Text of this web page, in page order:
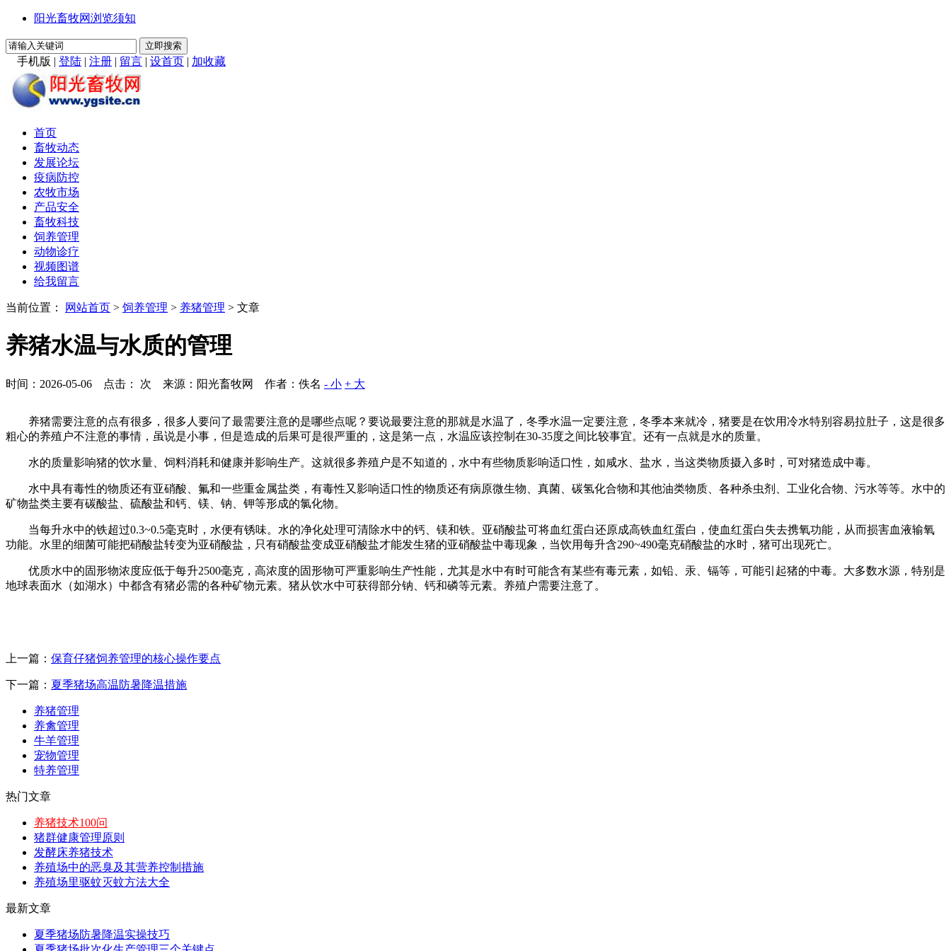
阳光畜牧网浏览须知
手机版 | 登陆 | 注册 | 留言 | 设首页 | 加收藏
首页
畜牧动态
发展论坛
疫病防控
农牧市场
产品安全
畜牧科技
饲养管理
动物诊疗
视频图谱
给我留言
当前位置： 网站首页 > 饲养管理 > 养猪管理 > 文章
养猪水温与水质的管理
时间：2026-05-06 点击： 次 来源：阳光畜牧网 作者：佚名 - 小 + 大
养猪需要注意的点有很多，很多人要问了最需要注意的是哪些点呢？要说最要注意的那就是水温了，冬季水温一定要注意，冬季本来就冷，猪要是在饮用冷水特别容易拉肚子，这是很多
粗心的养殖户不注意的事情，虽说是小事，但是造成的后果可是很严重的，这是第一点，水温应该控制在30-35度之间比较事宜。还有一点就是水的质量。
水的质量影响猪的饮水量、饲料消耗和健康并影响生产。这就很多养殖户是不知道的，水中有些物质影响适口性，如咸水、盐水，当这类物质摄入多时，可对猪造成中毒。
水中具有毒性的物质还有亚硝酸、氟和一些重金属盐类，有毒性又影响适口性的物质还有病原微生物、真菌、碳氢化合物和其他油类物质、各种杀虫剂、工业化合物、污水等等。水中的
矿物盐类主要有碳酸盐、硫酸盐和钙、镁、钠、钾等形成的氯化物。
当每升水中的铁超过0.3~0.5毫克时，水便有锈味。水的净化处理可清除水中的钙、镁和铁。亚硝酸盐可将血红蛋白还原成高铁血红蛋白，使血红蛋白失去携氧功能，从而损害血液输氧
功能。水里的细菌可能把硝酸盐转变为亚硝酸盐，只有硝酸盐变成亚硝酸盐才能发生猪的亚硝酸盐中毒现象，当饮用每升含290~490毫克硝酸盐的水时，猪可出现死亡。
优质水中的固形物浓度应低于每升2500毫克，高浓度的固形物可严重影响生产性能，尤其是水中有时可能含有某些有毒元素，如铅、汞、镉等，可能引起猪的中毒。大多数水源，特别是
地球表面水（如湖水）中都含有猪必需的各种矿物元素。猪从饮水中可获得部分钠、钙和磷等元素。养殖户需要注意了。
上一篇： 保育仔猪饲养管理的核心操作要点
下一篇： 夏季猪场高温防暑降温措施
养猪管理
养禽管理
牛羊管理
宠物管理
特养管理
热门文章
养猪技术100问
猪群健康管理原则
发酵床养猪技术
养殖场中的恶臭及其营养控制措施
养殖场里驱蚊灭蚊方法大全
最新文章
夏季猪场防暑降温实操技巧